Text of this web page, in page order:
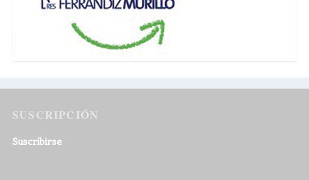
SUSCRIPCIÓN
Suscribirse